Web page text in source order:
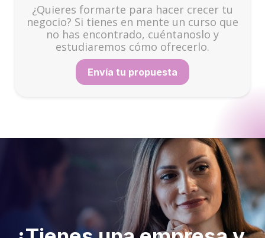
¿Quieres formarte para hacer crecer tu
negocio? Si tienes en mente un curso que
no has encontrado, cuéntanoslo y
estudiaremos cómo ofrecerlo.
Envía tu propuesta